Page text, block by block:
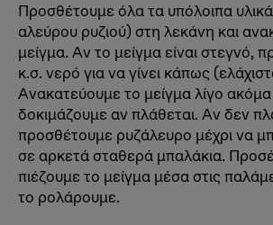
Προσθέτουμε όλα τα υπόλοιπα
αλεύρου ρυζιού) στη λεκάνη και
μείγμα. Αν το μείγμα είναι στεγνό,
κ.σ. νερό για να γίνει κάπως
Ανακατεύουμε το μείγμα λίγο ακόμα
δοκιμάζουμε αν πλάθεται. Αν δεν
προσθέτουμε ρυζάλευρο μέχρι να
σε αρκετά σταθερά μπαλάκια.
πιέζουμε το μείγμα μέσα στις
το ρολάρουμε.